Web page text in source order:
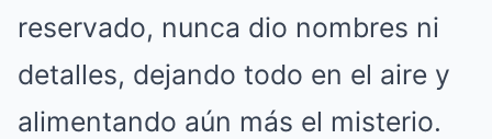
reservado, nunca dio nombres ni
detalles, dejando todo en el aire y
alimentando aún más el misterio.